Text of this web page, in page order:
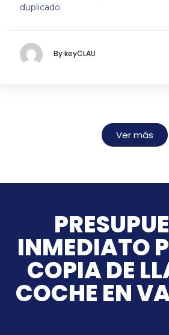
duplicado
By keyCLAU
Ver más
INMEDIATO
COPIA DE
COCHE EN